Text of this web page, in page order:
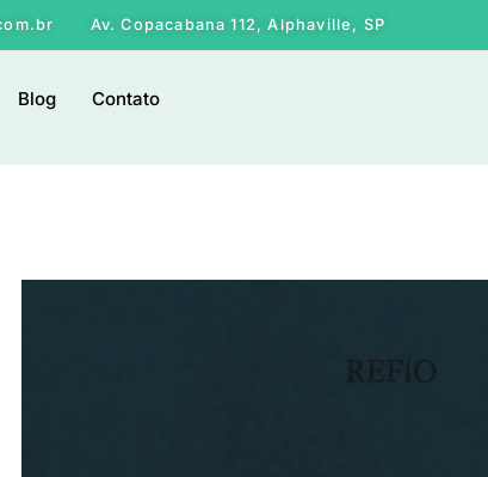
Av. Copacabana 112, Alphaville, SP
Blog Contato